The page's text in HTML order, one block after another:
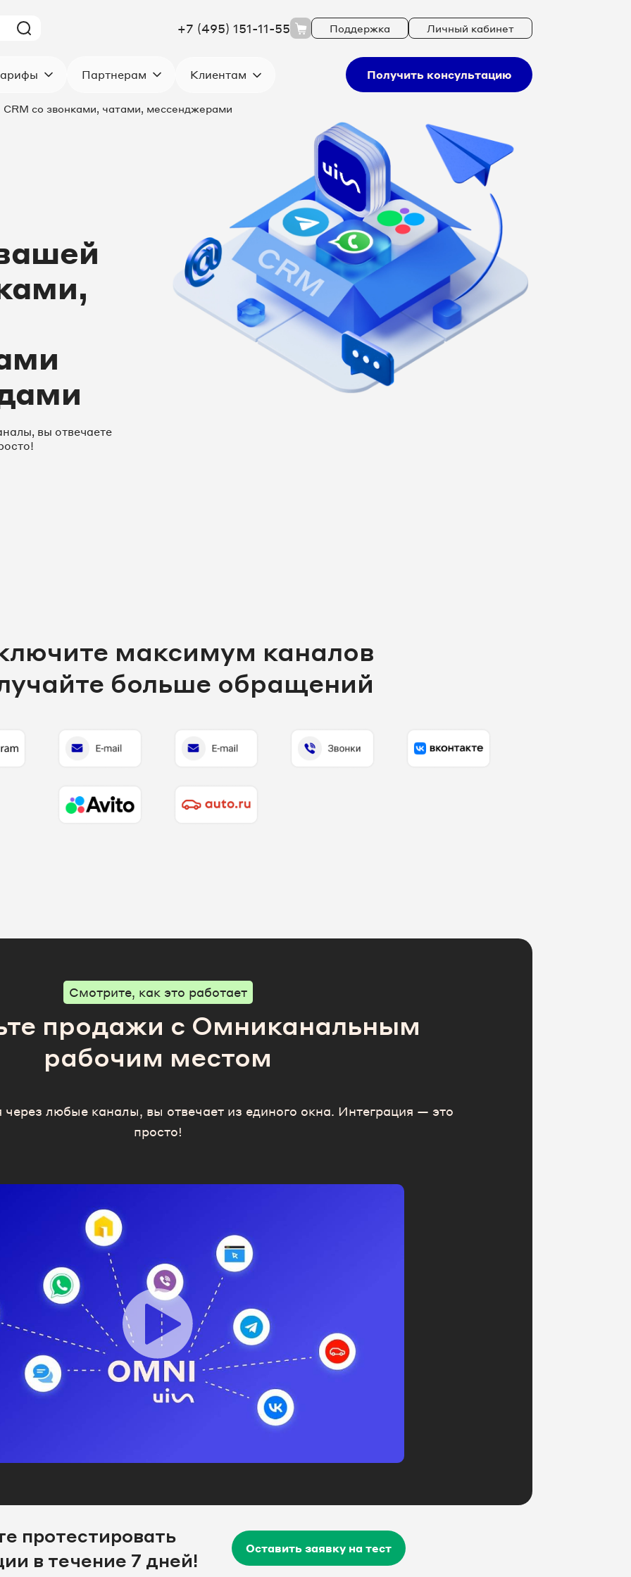
+7 (495) 151-11-55 Поддержка Личный кабинет
Партнерам Клиентам Получить консультацию
со звонками, чатами, мессенджерами
вы отвечаете
максимум каналов
больше обращений
Смотрите, как это работает
продажи с Омниканальным
рабочим местом
любые каналы, вы отвечает из единого окна. Интеграция — это
просто!
протестировать
в течение 7 дней!
Оставить заявку на тест